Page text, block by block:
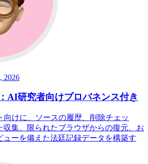
2026
AI研究者向けプロバネンス付き
向けに、ソースの履歴、削除チェッ
収集、限られたブラウザからの復元、お
ューを備えた法廷記録データを構築す